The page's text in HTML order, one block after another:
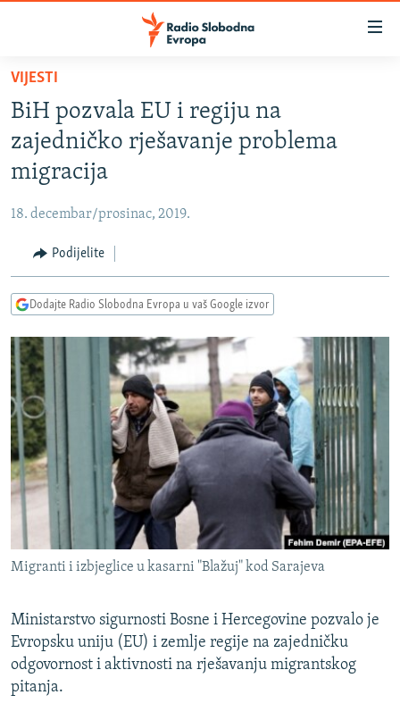
Pređite
glavni
sadržaj
Pređite
na
glavnu
Pređite
na
pretragu
BOSNA I HERCEGOVINA
SRBIJA
CRNA GORA
VIZUELNO
INFOGRAFIKE
RAT U UKRAJINI
KINA NA BALKANU
RSE PRIČE IZ SVIJETA
ISPRIČAJ MI
DNEVNO@RSE
SPECIJALI RSE
VIŠE OD NASLOVA
GENOCID U SREBRENICI
POPLAVE I KLIZIŠTA U BIH 2024.
TV LIBERTY
POST SCRIPTUM
MOJA EVROPA
Sve RFE/RL stranice
VIJESTI
BiH pozvala EU i regiju na
zajedničko rješavanje problema
migracija
18. decembar/prosinac, 2019.
Podijelite
Dodajte Radio Slobodna Evropa u vaš Google izvor
Migranti i izbjeglice u kasarni "Blažuj" kod Sarajeva
Ministarstvo sigurnosti Bosne i Hercegovine pozvalo je
Evropsku uniju (EU) i zemlje regije na zajedničku
odgovornost i aktivnosti na rješavanju migrantskog
pitanja.